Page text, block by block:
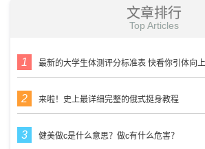
文章排行
Top Articles
最新的大学生体测评分标准表 快看你引体向
来啦！史上最详细完整的俄式挺身教程
健美做c是什么意思？做c有什么危害？